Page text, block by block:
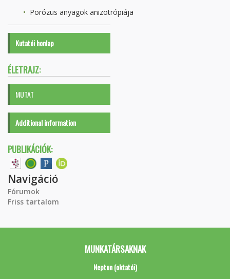
Porózus anyagok anizotrópiája
Kutatói honlap
ÉLETRAJZ:
MUTAT
Additional information
PUBLIKÁCIÓK:
Navigáció
Fórumok
Friss tartalom
MUNKATÁRSAKNAK
Neptun (oktatói)